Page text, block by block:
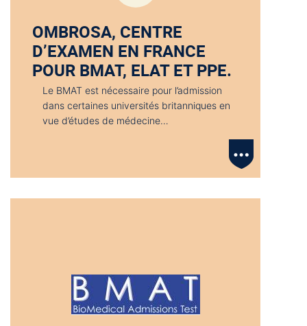
OMBROSA, CENTRE
D’EXAMEN EN FRANCE
POUR BMAT, ELAT ET PPE.
Le BMAT est nécessaire pour l’admission
dans certaines universités britanniques en
vue d’études de médecine…